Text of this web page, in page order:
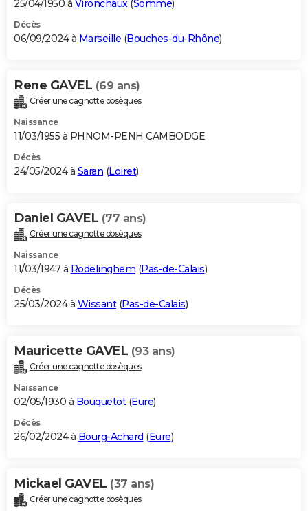
25/04/1950 à Vironchaux(Somme)
Décès
06/09/2024 à Marseille (Bouches-du-Rhône)
Rene GAVEL (69 ans)
Créer une cagnotte obsèques
Naissance
11/03/1955 à PHNOM-PENH CAMBODGE
Décès
24/05/2024 à Saran (Loiret)
Daniel GAVEL (77 ans)
Créer une cagnotte obsèques
Naissance
11/03/1947 à Rodelinghem (Pas-de-Calais)
Décès
25/03/2024 à Wissant(Pas-de-Calais)
Mauricette GAVEL (93 ans)
Créer une cagnotte obsèques
Naissance
02/05/1930 à Bouquetot(Eure)
Décès
26/02/2024 à Bourg-Achard (Eure)
Mickael GAVEL (37 ans)
Créer une cagnotte obsèques